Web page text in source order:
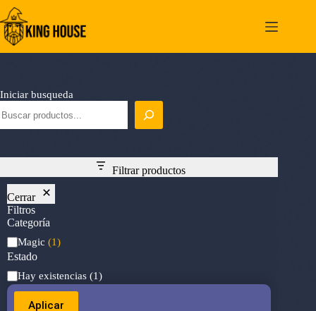
Saltar
al
contenido
Iniciar busqueda
Filtrar productos
Cerrar
Filtros
Categoría
Categoría
Magic (1)
Estado
Estado
Hay existencias (1)
Aplicar